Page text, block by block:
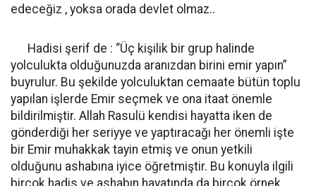
edeceğiz , yoksa orada devlet olmaz..
Hadisi şerif de : “Üç kişilik bir grup halinde
yolculukta olduğunuzda aranızdan birini emir yapın”
buyrulur. Bu şekilde yolculuktan cemaate bütün toplu
yapılan işlerde Emir seçmek ve ona itaat önemle
bildirilmiştir. Allah Rasulü kendisi hayatta iken de
gönderdiği her seriyye ve yaptıracağı her önemli işte
bir Emir muhakkak tayin etmiş ve onun yetkili
olduğunu ashabına iyice öğretmiştir. Bu konuyla ilgili
birçok hadis ve ashabın hayatında da birçok örnek